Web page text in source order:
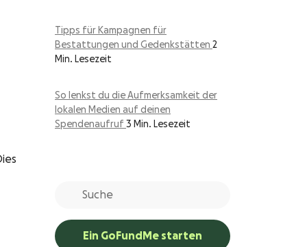
Tipps für Kampagnen für
Bestattungen und Gedenkstätten 2
Min. Lesezeit
So lenkst du die Aufmerksamkeit der
lokalen Medien auf deinen
Spendenaufruf 3 Min. Lesezeit
Ein GoFundMe starten